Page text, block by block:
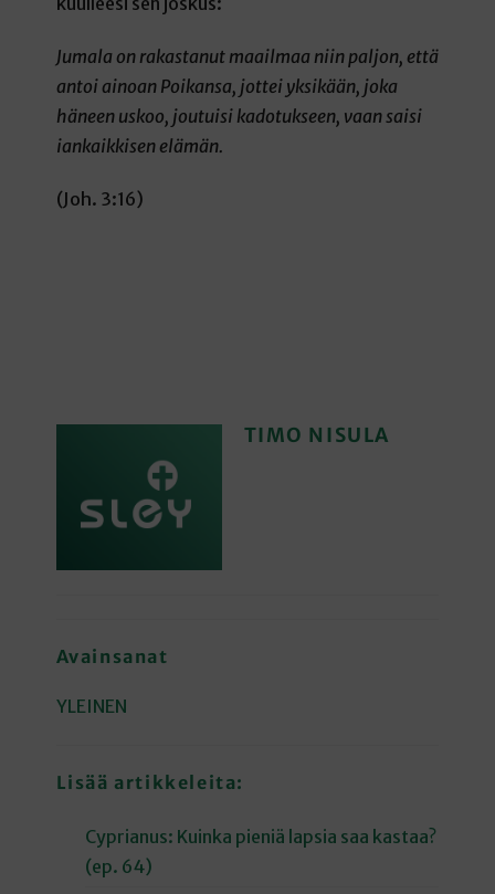
Jumala on rakastanut maailmaa niin paljon, että
antoi ainoan Poikansa, jottei yksikään, joka
häneen uskoo, joutuisi kadotukseen, vaan saisi
iankaikkisen elämän.
(Joh. 3:16)
TIMO NISULA
Avainsanat
YLEINEN
Lisää artikkeleita:
Cyprianus: Kuinka pieniä lapsia saa kastaa?
(ep. 64)